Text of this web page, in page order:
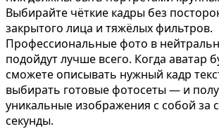
Фотосессия в студии
Выбирайте чёткие кадры без
закрытого лица и тяжёлых фильтров.
Профессиональные фото в
подойдут лучше всего. Когда аватар
сможете описывать нужный кадр
выбирать готовые фотосеты — и
уникальные изображения с собой за
секунды.